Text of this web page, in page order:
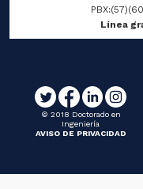
Línea
© 2018 Doctorado en
Ingeniería
AVISO DE PRIVACIDAD